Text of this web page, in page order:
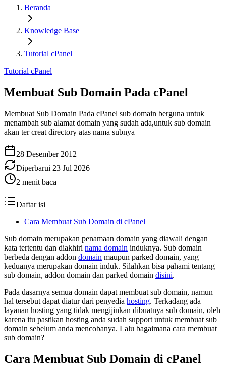
Beranda
Knowledge Base
Tutorial cPanel
Tutorial cPanel
Membuat Sub Domain Pada cPanel
Membuat Sub Domain Pada cPanel sub domain berguna untuk
menambah sub alamat domain yang sudah ada,untuk sub domain
akan ter creat directory atas nama subnya
28 Desember 2012
Diperbarui 23 Jul 2026
2 menit baca
Daftar isi
Cara Membuat Sub Domain di cPanel
Sub domain merupakan penamaan domain yang diawali dengan
kata tertentu dan diakhiri nama domain induknya. Sub domain
berbeda dengan addon domain maupun parked domain, yang
keduanya merupakan domain induk. Silahkan bisa pahami tentang
sub domain, addon domain dan parked domain disini.
Pada dasarnya semua domain dapat membuat sub domain, namun
hal tersebut dapat diatur dari penyedia hosting. Terkadang ada
layanan hosting yang tidak mengijinkan dibuatnya sub domain, oleh
karena itu pastikan hosting anda sudah support untuk membuat sub
domain sebelum anda mencobanya. Lalu bagaimana cara membuat
sub domain?
Cara Membuat Sub Domain di cPanel